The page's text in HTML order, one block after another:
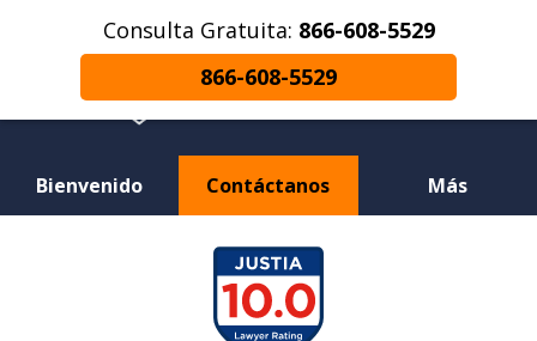
Consulta Gratuita: 866-608-5529
866-608-5529
Bienvenido Contáctanos Más
¿Herido en un Accidente de Coche o
Choque de Motocicleta? ¿Perdiste a un
Ser Querido en una Muerte Injusta?